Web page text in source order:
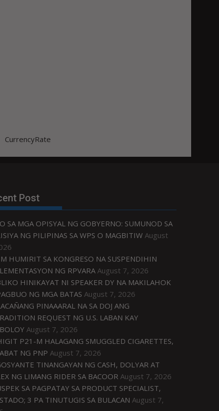
CurrencyRate
Post
SA MGA OPISYAL NG GOBYERNO: SUMUNOD SA
NG PILIPINAS SA WPS O MAGBITIW August
HUMIRIT SA KONGRESO NA SUSPENDIHIN
NG RPVARA August 7, 2026
HINIKAYAT NI SPEAKER DY NA MAKILAHOK
NG MGA BATAS August 7, 2026
PINAAARAL NA SA DOJ ANG
REQUEST NG U.S. LABAN KAY
August 7, 2026
P21-M HALAGANG SMUGGLED CIGARETTES,
NG PNP August 7, 2026
TINANGAYAN NG CASH, DOLYAR AT
NG LIMANG RIDER SA BACOOR August 7, 2026
SA PAGPATAY SA PRODUCT SPECIALIST,
3 PA TINUTUGIS SA BULACAN August 7,